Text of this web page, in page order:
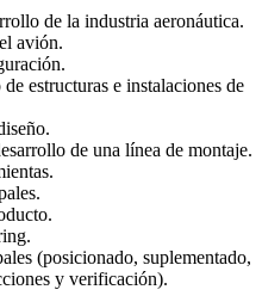
de la industria aeronáutica.
avión.
estructuras e instalaciones de
de una línea de montaje.
(posicionado, suplementado,
y verificación).